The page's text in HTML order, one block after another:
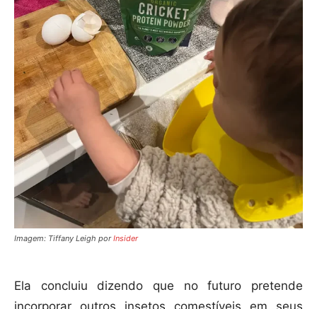
Imagem: Tiffany Leigh porInsider
Ela concluiu dizendo que no futuro pretende